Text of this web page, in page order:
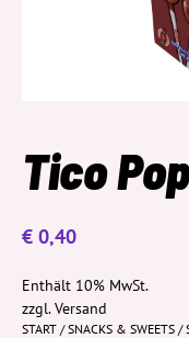
Tico
€ 0,40
Enthält 10% MwSt.
zzgl.Versand
START /SNACKS & SWEETS /